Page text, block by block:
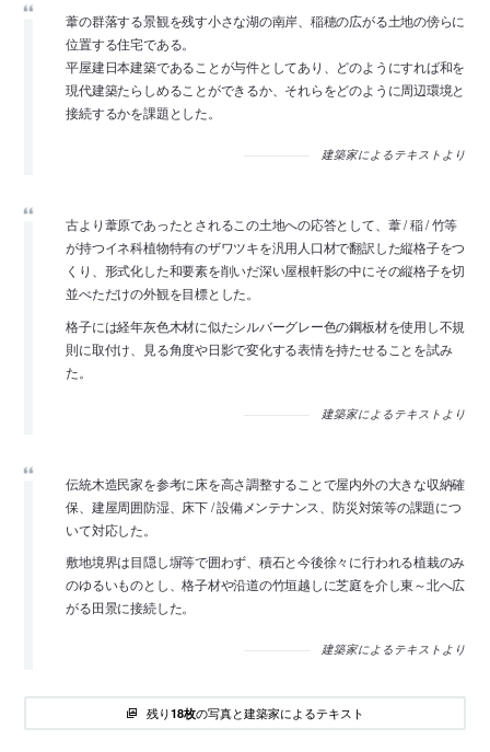
葦の群落する景観を残す小さな湖の南岸、稲穂の広がる土地の傍らに
位置する住宅である。
平屋建日本建築であることが与件としてあり、どのようにすれば和を
現代建築たらしめることができるか、それらをどのように周辺環境と
接続するかを課題とした。
建築家によるテキストより
古より葦原であったとされるこの土地への応答として、葦 / 稲 / 竹等
が持つイネ科植物特有のザワツキを汎用人口材で翻訳した縦格子をつ
くり、形式化した和要素を削いだ深い屋根軒影の中にその縦格子を切
並べただけの外観を目標とした。
格子には経年灰色木材に似たシルバーグレー色の鋼板材を使用し不規
則に取付け、見る角度や日影で変化する表情を持たせることを試み
た。
建築家によるテキストより
伝統木造民家を参考に床を高さ調整することで屋内外の大きな収納確
保、建屋周囲防湿、床下 / 設備メンテナンス、防災対策等の課題につ
いて対応した。
敷地境界は目隠し塀等で囲わず、積石と今後徐々に行われる植栽のみ
のゆるいものとし、格子材や沿道の竹垣越しに芝庭を介し東～北へ広
がる田景に接続した。
建築家によるテキストより
残り18枚の写真と建築家によるテキスト